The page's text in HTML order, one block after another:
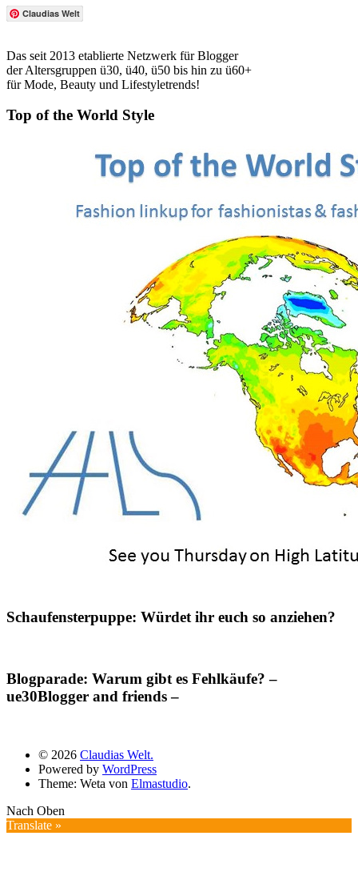
Claudias Welt
Das seit 2013 etablierte Netzwerk für Blogger
der Altersgruppen ü30, ü40, ü50 bis hin zu ü60+
für Mode, Beauty und Lifestyletrends!
Top of the World Style
Schaufensterpuppe: Würdet ihr euch so anziehen?
Blogparade: Warum gibt es Fehlkäufe? –
ue30Blogger and friends –
© 2026 Claudias Welt.
Powered by WordPress
Theme: Weta von Elmastudio.
Nach Oben
Translate »